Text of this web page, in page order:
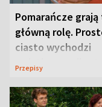
Pomarańcze
główną rolę.
ciasto wychodzi
wyjątkowo
Przepisy